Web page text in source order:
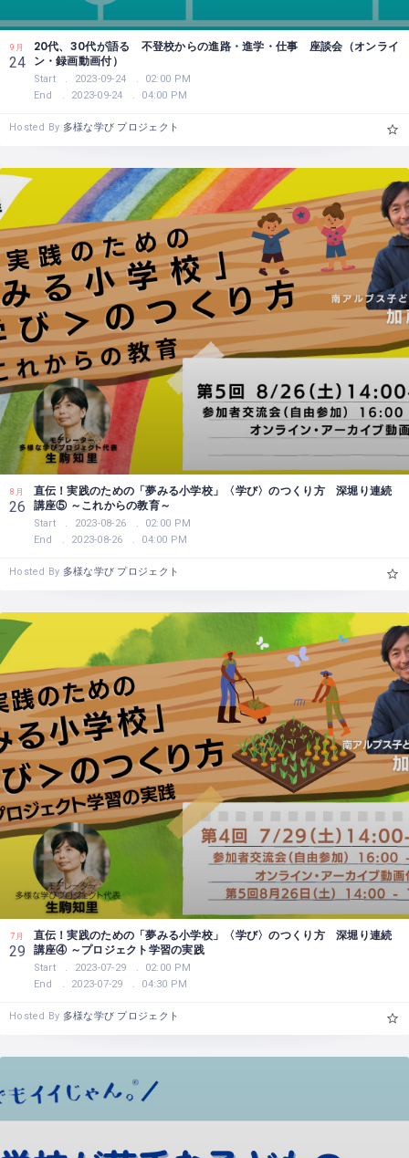
9月
24
20代、30代が語る 不登校からの進路・進学・仕事 座談会（オンライ
ン・録画動画付）
Start 2023-09-24
02:00 PM
End
2023-09-24 04:00 PM
Hosted By 多様な学び プロジェクト
8月
26
直伝！実践のための「夢みる小学校」〈学び〉のつくり方 深堀り連続
講座⑤ ～これからの教育～
Start 2023-08-26
02:00 PM
End
2023-08-26 04:00 PM
Hosted By 多様な学び プロジェクト
7月
29
直伝！実践のための「夢みる小学校」〈学び〉のつくり方 深堀り連続
講座④ ～プロジェクト学習の実践
Start 2023-07-29
02:00 PM
End
2023-07-29 04:30 PM
Hosted By 多様な学び プロジェクト